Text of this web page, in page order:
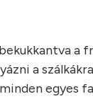
a
a
egyes